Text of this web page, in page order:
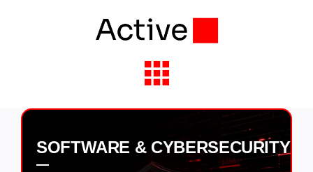
Toggle
Navigation
Industries
SOFTWARE & CYBERSECURITY